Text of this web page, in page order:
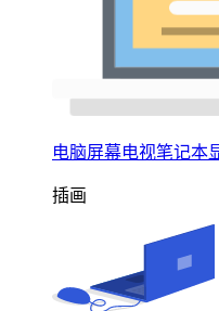
电脑屏幕电视笔记本
插画